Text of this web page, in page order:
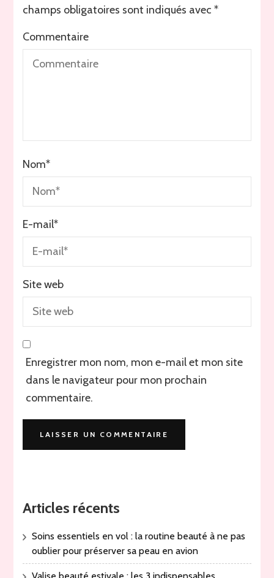
champs obligatoires sont indiqués avec*
Commentaire
Nom*
E-mail*
Site web
Enregistrer mon nom, mon e-mail et mon site
dans le navigateur pour mon prochain
commentaire.
Articles récents
Soins essentiels en vol : la routine beauté à ne pas
oublier pour préserver sa peau en avion